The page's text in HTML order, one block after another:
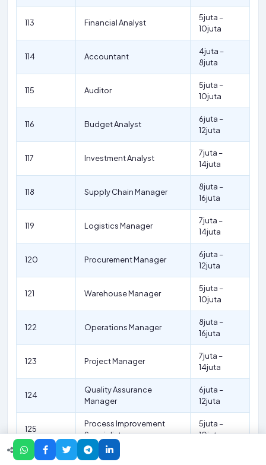
113 Financial Analyst
5juta –
10juta
114 Accountant
4juta –
8juta
115 Auditor
5juta –
10juta
116 Budget Analyst
6juta –
12juta
117 Investment Analyst
7juta –
14juta
118 Supply Chain Manager
8juta –
16juta
119 Logistics Manager
7juta –
14juta
120 Procurement Manager
6juta –
12juta
121 Warehouse Manager
5juta –
10juta
122 Operations Manager
8juta –
16juta
123 Project Manager
7juta –
14juta
124
Quality Assurance
Manager
6juta –
12juta
125
Process Improvement
Specialist
5juta –
10juta
126
Research and